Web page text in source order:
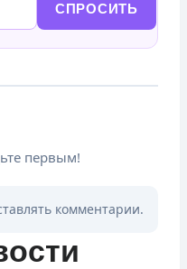
СПРОСИТЬ
первым!
комментарии.